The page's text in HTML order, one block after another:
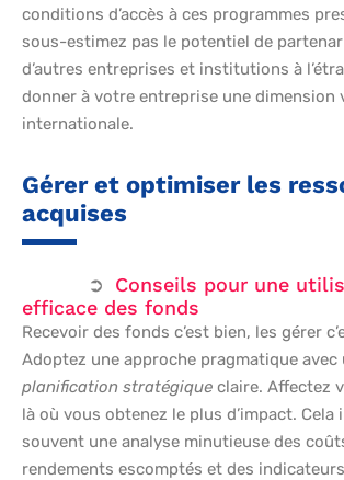
conditions d’accès à ces programmes
sous-estimez pas le potentiel de
d’autres entreprises et institutions à
donner à votre entreprise une dimension
internationale.
Gérer et optimiser les
acquises
Conseils pour une
efficace des fonds
Recevoir des fonds c’est bien, les gérer
Adoptez une approche pragmatique avec
planification stratégique claire. Affectez
là où vous obtenez le plus d’impact. Cela
souvent une analyse minutieuse des
rendements escomptés et des